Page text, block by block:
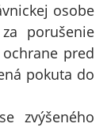
osobe
porušenie
pred
pokuta do
zvýšeného